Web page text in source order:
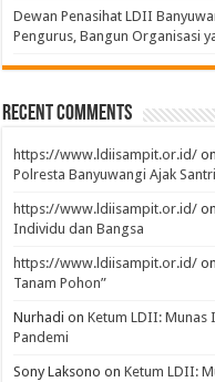
Dewan Penasihat LDII
Pengurus, Bangun Organisasi
Recent Comments
https://www.ldiisampit.or.id/
Polresta Banyuwangi Ajak
https://www.ldiisampit.or.id/
Individu dan Bangsa
https://www.ldiisampit.or.id/
Tanam Pohon”
Nurhadi onKetum LDII: Munas
Pandemi
Sony Laksono onKetum LDII: